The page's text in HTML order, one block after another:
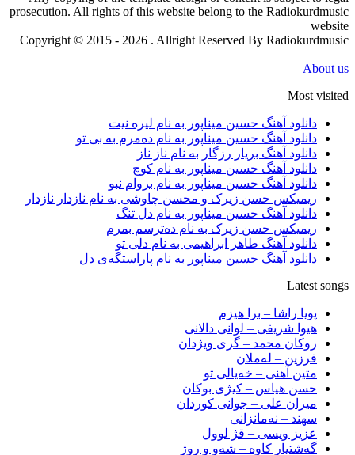
prosecution. All rights of this website belong to the Radiokurdmusic
website
Copyright © 2015 - 2026 . Allright Reserved By Radiokurdmusic
About us
Most visited
دانلود آهنگ حسین میناپور به نام لیره نیت
دانلود آهنگ حسین میناپور به نام دەمرم بە بی تو
دانلود آهنگ بریار رزگار به نام ناز ناز
دانلود آهنگ حسین میناپور به نام کوچ
دانلود آهنگ حسین میناپور به نام بروام نبو
ریمیکس حسن زیرک و محسن چاوشی به نام نازدار نازدار
دانلود آهنگ حسین میناپور به نام دل تنگ
ریمیکس حسن زیرک به نام دەترسم بمرم
دانلود آهنگ طاهر ابراهیمی به نام دلی تو
دانلود آهنگ حسین میناپور به نام پاراستگەی دل
Latest songs
پویا راشا – برا هیزم
هیوا شریفی – لوانی دالانی
روکان محمد – گری ویژدان
فرزین – لەملان
متین آهنی – خەیالی تو
حسن هیاس – کیژی بوکان
میران علی – جوانی کوردان
سهند – نەمانزانی
عزیز ویسی – قژ لوول
گەشتیار کاوە – شەو و روژ